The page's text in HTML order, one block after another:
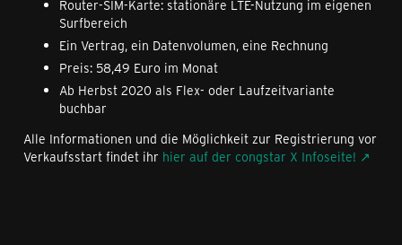
Router-SIM-Karte: stationäre LTE-Nutzung im eigenen
Surfbereich
Ein Vertrag, ein Datenvolumen, eine Rechnung
Preis: 58,49 Euro im Monat
Ab Herbst 2020 als Flex- oder Laufzeitvariante
buchbar
Alle Informationen und die Möglichkeit zur Registrierung vor
Verkaufsstart findet ihr hier auf der congstar X Infoseite!